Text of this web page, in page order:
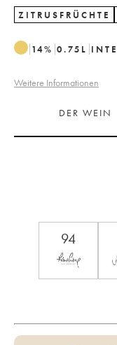
ZITRUSFRÜCHTE
14% 0.75 L
Weitere Informationen
DER WEIN
94